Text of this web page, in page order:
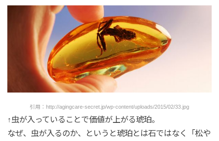
引用：http://agingcare-secret.jp/wp-content/uploads/2015/02/33.jpg
↑虫が入っていることで価値が上がる琥珀。
なぜ、虫が入るのか、というと琥珀とは石ではなく「松や